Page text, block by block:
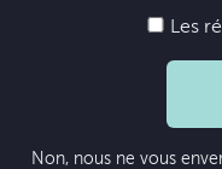
Les
Non, nous ne vous